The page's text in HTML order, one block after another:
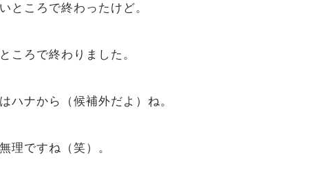
ところで終わったけど。
ころで終わりました。
ハナから（候補外だよ）ね。
理ですね（笑）。